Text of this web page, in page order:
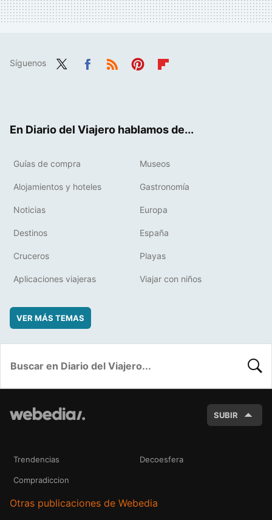
Síguenos
En Diario del Viajero hablamos de...
Guías de compra Museos
Alojamientos y hoteles Gastronomía
Noticias Europa
Destinos España
Cruceros Playas
Aplicaciones viajeras Viajar con niños
VER MÁS TEMAS
SUBIR
Trendencias Decoesfera
Compradiccion
Otras publicaciones de Webedia